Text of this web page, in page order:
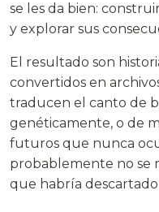
se les da bien:
y explorar sus
El resultado son
convertidos en
traducen el canto de
genéticamente, o de
futuros que nunca
probablemente no se
que habría descartado